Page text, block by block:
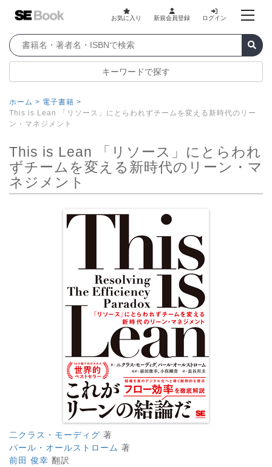
お気に入り 新規会員登録 ログイン
キーワードで探す
ホーム > 電子書籍 >
This is Lean 「リソース」にとらわれずチームを変える新時代のリー
ン・マネジメント
This is Lean 「リソース」にとらわれ
ずチームを変える新時代のリーン・マ
ネジメント
二クラス・モーディグ 著
パール・オールストローム 著
前田 俊幸 翻訳